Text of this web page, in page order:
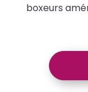
boxeurs